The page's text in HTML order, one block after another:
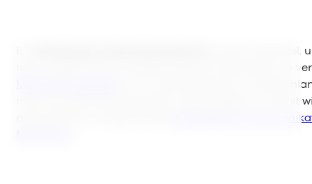
ist der
bevorzugten Kommunikationskanal miteinander zu
und rund 60 Millionen in
mehr als jede herkömmliche E-Mail-Plattform. Damit
skalierbaren